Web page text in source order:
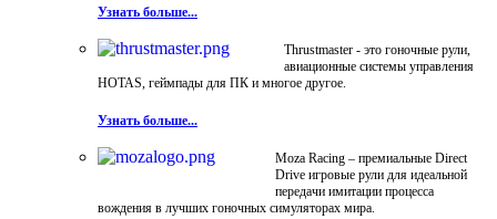
Узнать больше...
Thrustmaster - это гоночные рули,
авиационные системы управления
HOTAS, геймпады для ПК и многое другое.
Узнать больше...
Moza Racing – премиальные Direct
Drive игровые рули для идеальной
передачи имитации процесса
вождения в лучших гоночных симуляторах мира.